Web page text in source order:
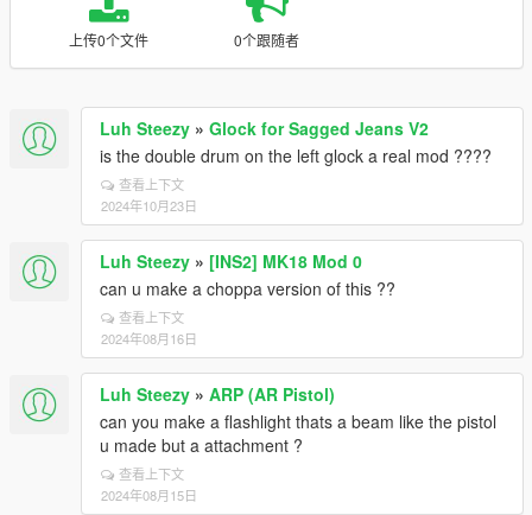
上传0个文件 0个跟随者
Luh Steezy » Glock for Sagged Jeans V2
is the double drum on the left glock a real mod ????
查看上下文
2024年10月23日
Luh Steezy » [INS2] MK18 Mod 0
can u make a choppa version of this ??
查看上下文
2024年08月16日
Luh Steezy » ARP (AR Pistol)
can you make a flashlight thats a beam like the pistol
u made but a attachment ?
查看上下文
2024年08月15日